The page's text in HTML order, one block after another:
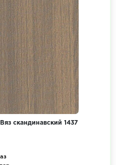
скандинавский 1437